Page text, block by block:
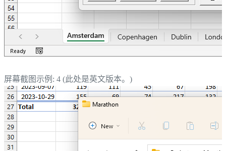
屏幕截图示例: 4 (此处是英文版本。)